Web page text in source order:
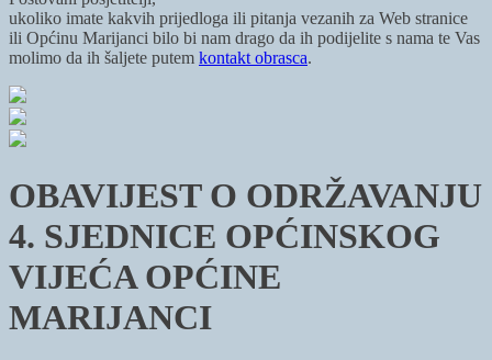
ukoliko imate kakvih prijedloga ili pitanja vezanih za Web stranice
ili Općinu Marijanci bilo bi nam drago da ih podijelite s nama te Vas
molimo da ih šaljete putem kontakt obrasca.
OBAVIJEST O ODRŽAVANJU
4. SJEDNICE OPĆINSKOG
VIJEĆA OPĆINE
MARIJANCI